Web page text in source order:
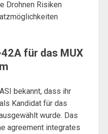
Drohnen Risiken
für das MUX
bekannt, dass ihr
Kandidat für das
wurde. Das
agreement integrates